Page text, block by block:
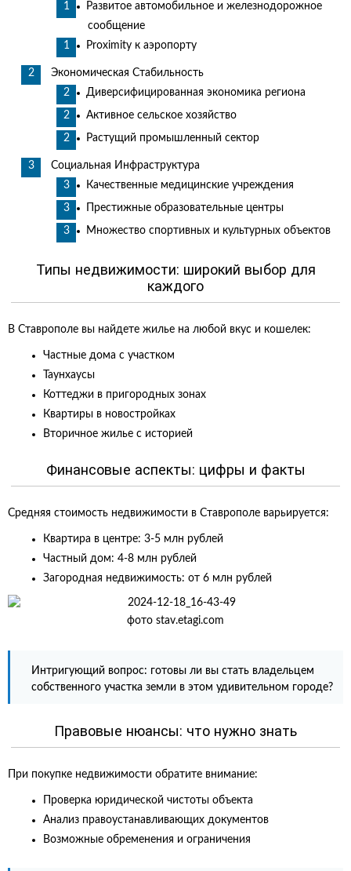
Развитое автомобильное и железнодорожное
сообщение
Proximity к аэропорту
Экономическая Стабильность
Диверсифицированная экономика региона
Активное сельское хозяйство
Растущий промышленный сектор
Социальная Инфраструктура
Качественные медицинские учреждения
Престижные образовательные центры
Множество спортивных и культурных объектов
Типы недвижимости: широкий выбор для
каждого
В Ставрополе вы найдете жилье на любой вкус и кошелек:
Частные дома с участком
Таунхаусы
Коттеджи в пригородных зонах
Квартиры в новостройках
Вторичное жилье с историей
Финансовые аспекты: цифры и факты
Средняя стоимость недвижимости в Ставрополе варьируется:
Квартира в центре: 3-5 млн рублей
Частный дом: 4-8 млн рублей
Загородная недвижимость: от 6 млн рублей
фото stav.etagi.com
Интригующий вопрос: готовы ли вы стать владельцем
собственного участка земли в этом удивительном городе?
Правовые нюансы: что нужно знать
При покупке недвижимости обратите внимание:
Проверка юридической чистоты объекта
Анализ правоустанавливающих документов
Возможные обременения и ограничения